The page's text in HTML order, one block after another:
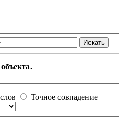
Искать
Точное совпадение